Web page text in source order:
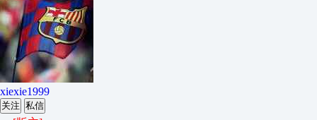
xiexie1999
关注 私信